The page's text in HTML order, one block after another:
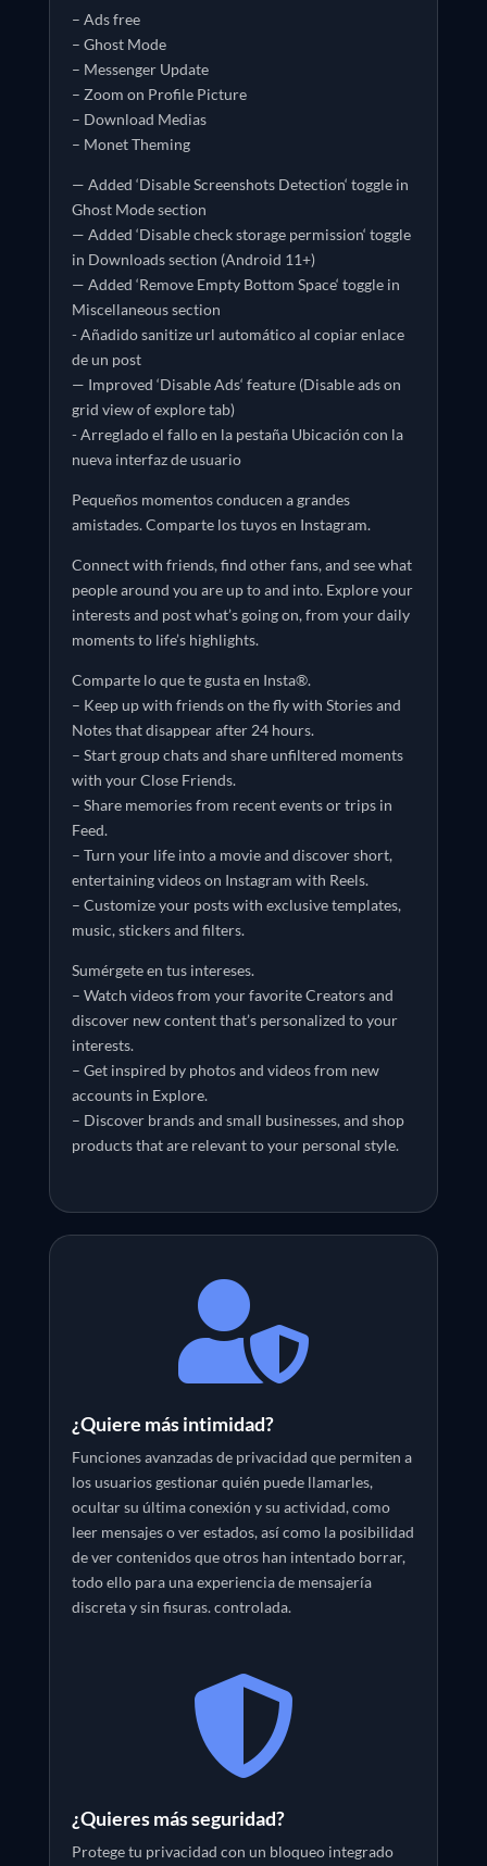
– Ads free
– Ghost Mode
– Messenger Update
– Zoom on Profile Picture
– Download Medias
– Monet Theming
— Added ‘Disable Screenshots Detection‘ toggle in
Ghost Mode section
— Added ‘Disable check storage permission‘ toggle
in Downloads section (Android 11+)
— Added ‘Remove Empty Bottom Space‘ toggle in
Miscellaneous section
- Añadido sanitize url automático al copiar enlace
de un post
— Improved ‘Disable Ads‘ feature (Disable ads on
grid view of explore tab)
- Arreglado el fallo en la pestaña Ubicación con la
nueva interfaz de usuario
Pequeños momentos conducen a grandes
amistades. Comparte los tuyos en Instagram.
Connect with friends, find other fans, and see what
people around you are up to and into. Explore your
interests and post what’s going on, from your daily
moments to life’s highlights.
Comparte lo que te gusta en Insta®.
– Keep up with friends on the fly with Stories and
Notes that disappear after 24 hours.
– Start group chats and share unfiltered moments
with your Close Friends.
– Share memories from recent events or trips in
Feed.
– Turn your life into a movie and discover short,
entertaining videos on Instagram with Reels.
– Customize your posts with exclusive templates,
music, stickers and filters.
Sumérgete en tus intereses.
– Watch videos from your favorite Creators and
discover new content that’s personalized to your
interests.
– Get inspired by photos and videos from new
accounts in Explore.
– Discover brands and small businesses, and shop
products that are relevant to your personal style.

¿Quiere más intimidad?
Funciones avanzadas de privacidad que permiten a
los usuarios gestionar quién puede llamarles,
ocultar su última conexión y su actividad, como
leer mensajes o ver estados, así como la posibilidad
de ver contenidos que otros han intentado borrar,
todo ello para una experiencia de mensajería
discreta y sin fisuras. controlada.

¿Quieres más seguridad?
Protege tu privacidad con un bloqueo integrado